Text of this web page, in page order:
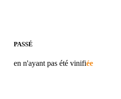
PASSÉ
en n'ayant pas été vinifiée